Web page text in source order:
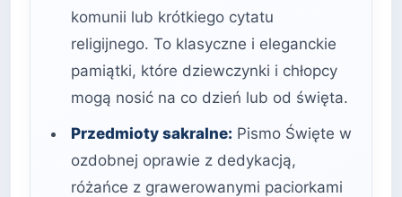
komunii lub krótkiego cytatu
religijnego. To klasyczne i eleganckie
pamiątki, które dziewczynki i chłopcy
mogą nosić na co dzień lub od święta.
Przedmioty sakralne: Pismo Święte w
ozdobnej oprawie z dedykacją,
różańce z grawerowanymi paciorkami